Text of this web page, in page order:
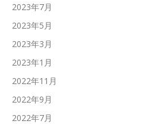
2023年7月
2023年5月
2023年3月
2023年1月
2022年11月
2022年9月
2022年7月